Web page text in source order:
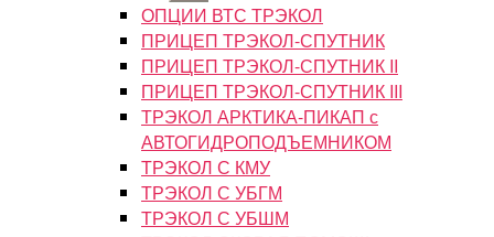
подменю
ОПЦИИ ВТС ТРЭКОЛ
ПРИЦЕП ТРЭКОЛ-СПУТНИК
ПРИЦЕП ТРЭКОЛ-СПУТНИК II
ПРИЦЕП ТРЭКОЛ-СПУТНИК III
ТРЭКОЛ АРКТИКА-ПИКАП с
АВТОГИДРОПОДЪЕМНИКОМ
ТРЭКОЛ С КМУ
ТРЭКОЛ С УБГМ
ТРЭКОЛ С УБШМ